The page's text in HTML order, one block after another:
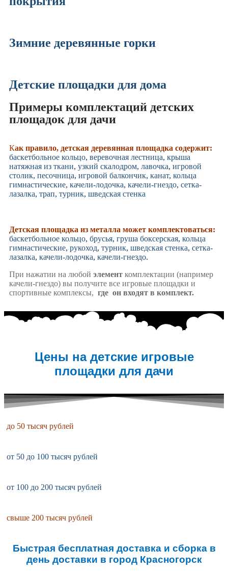
Зимние деревянные горки
Детские площадки для дома
Примеры комплектаций детских
площадок для дачи
Как правило, детская деревянная площадка содержит:
баскетбольное кольцо, веревочная лестница, крыша
натяжная из ткани, узкий скалодром, лавочка, игровой
столик, песочница, игровой балкончик, канат, кольца
гимнастические, качели-лодочка, качели-гнездо, сетка-
лазалка, трап, турник, шведская стенка
Детская площадка из металла может комплектоваться:
баскетбольное кольцо, брусья, груша боксерская, кольца
гимнастические, рукоход, турник, шведская стенка, сетка-
лазалка, качели-лодочка, качели-гнездо.
При нажатии на любой элемент комплектации (например
качели-гнездо) вы получите все игровые площадки и
спортивные комплексы, где он входят в комплект.
Цены на детские игровые
площадки для дачи
до 50 тысяч рублей
от 50 до 100 тысяч рублей
от 100 до 200 тысяч рублей
свыше 200 тысяч рублей
Быстрая бесплатная доставка и сборка в
день доставки в город Красногорск